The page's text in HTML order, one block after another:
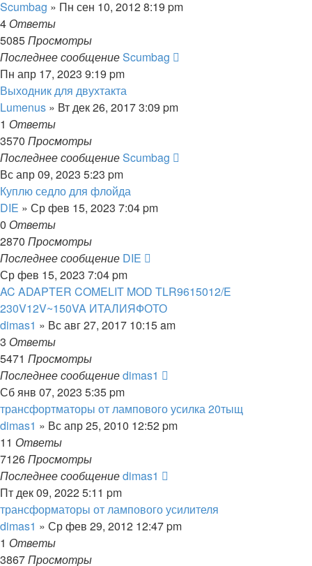
Scumbag » Пн сен 10, 2012 8:19 pm
4 Ответы
5085Просмотры
Последнее сообщениеScumbag
Пн апр 17, 2023 9:19 pm
Выходник для двухтакта
Lumenus » Вт дек 26, 2017 3:09 pm
1 Ответы
3570 Просмотры
Последнее сообщениеScumbag
Вс апр 09, 2023 5:23 pm
Куплю седло для флойда
DIE » Ср фев 15, 2023 7:04 pm
0 Ответы
2870 Просмотры
Последнее сообщение DIE
Ср фев 15, 2023 7:04 pm
AC ADAPTER COMELIT MOD TLR9615012/E
230V12V~150VA ИТАЛИЯФОТО
dimas1 » Вс авг 27, 2017 10:15 am
3 Ответы
5471 Просмотры
Последнее сообщениеdimas1
Сб янв 07, 2023 5:35 pm
трансфортматоры от лампового усилка 20тыщ
dimas1 » Вс апр 25, 2010 12:52 pm
11 Ответы
7126Просмотры
Последнее сообщениеdimas1
Пт дек 09, 2022 5:11 pm
трансформаторы от лампового усилителя
dimas1 » Ср фев 29, 2012 12:47 pm
1 Ответы
3867Просмотры